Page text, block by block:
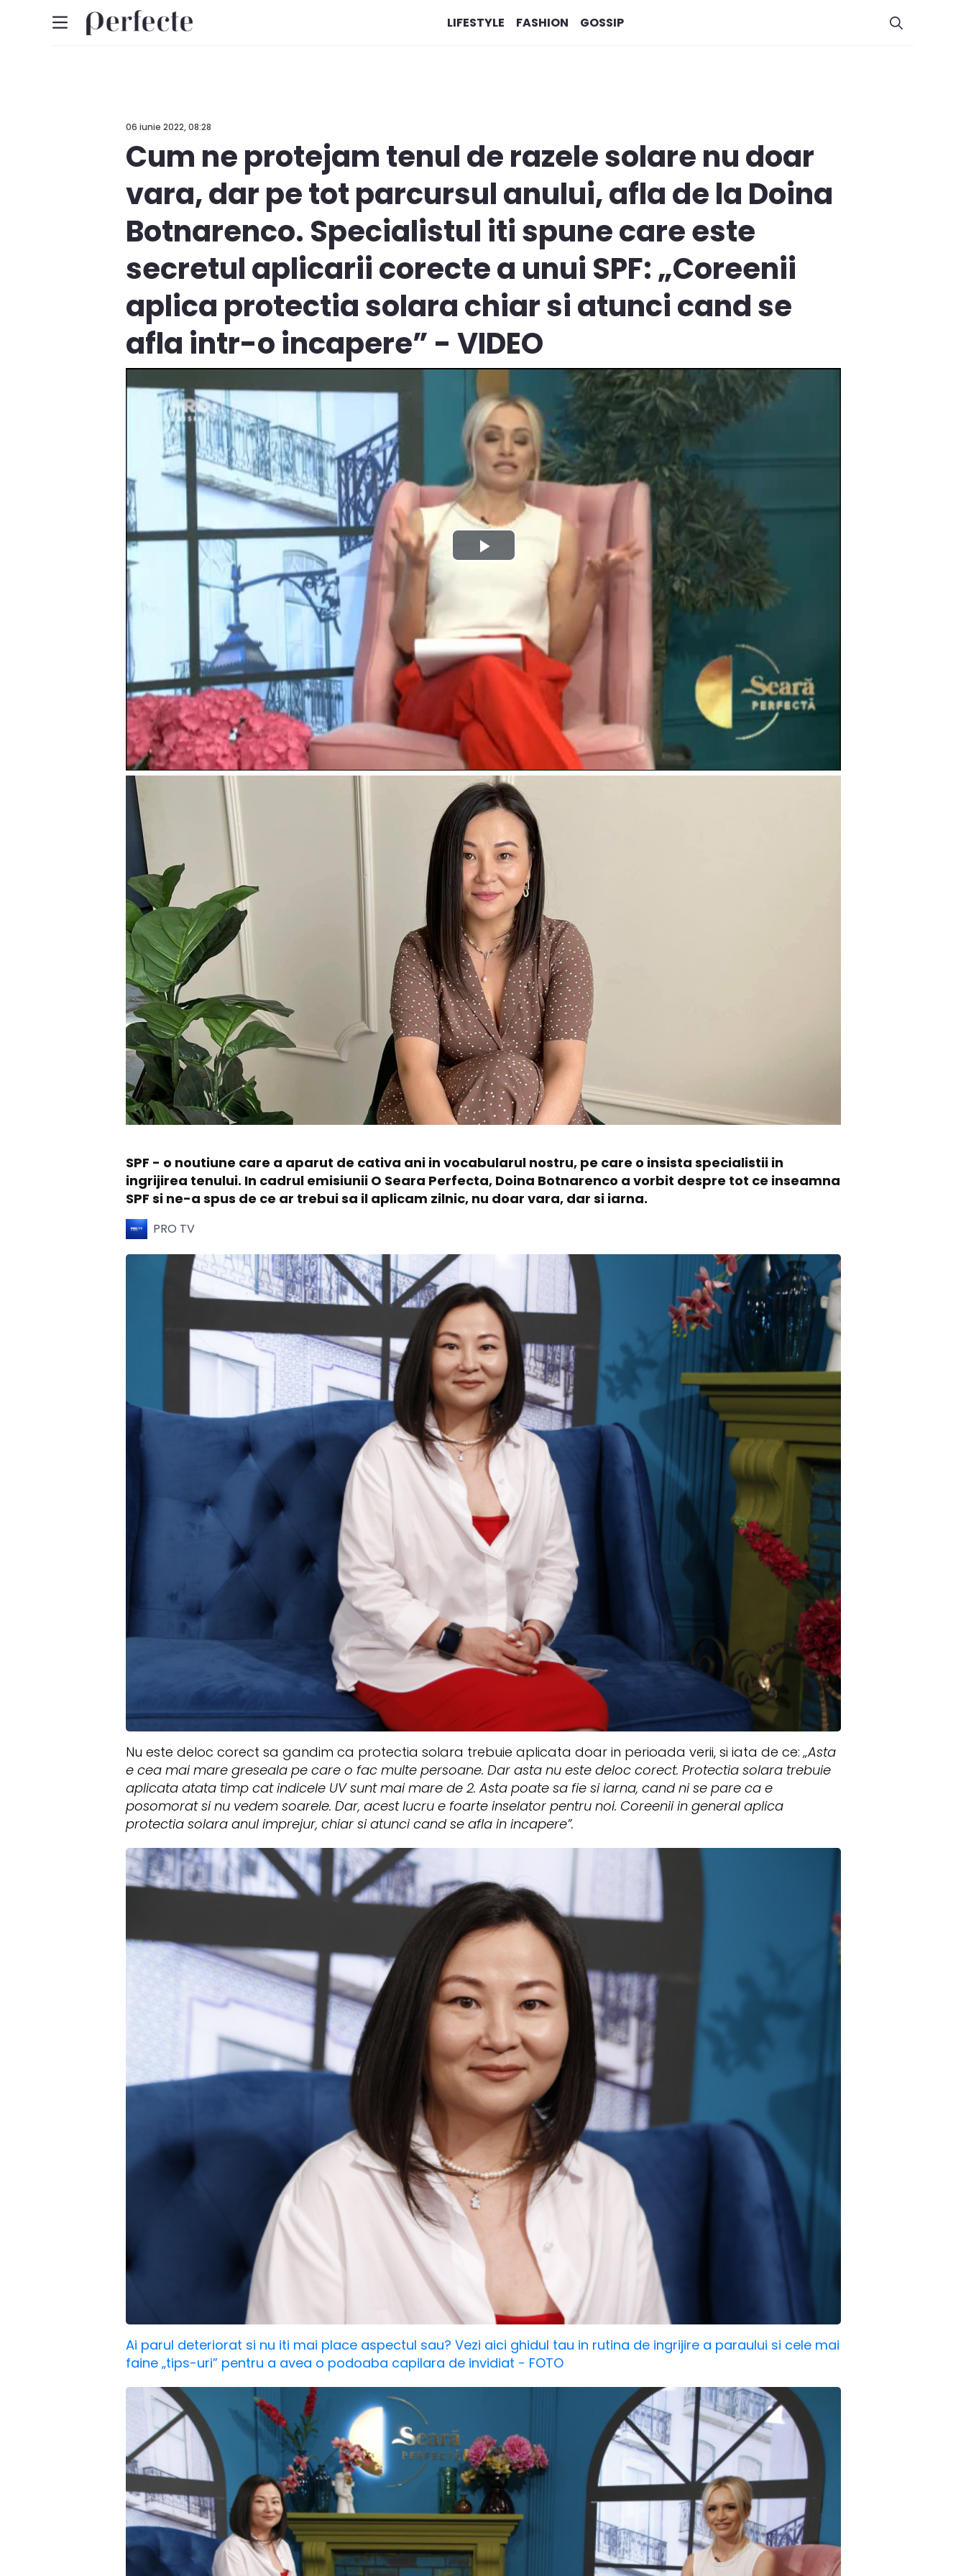
LIFESTYLE FASHION GOSSIP
06 iunie 2022, 08:28
Cum ne protejam tenul de razele solare nu doar
vara, dar pe tot parcursul anului, afla de la Doina
Botnarenco. Specialistul iti spune care este
secretul aplicarii corecte a unui SPF: „Coreenii
aplica protectia solara chiar si atunci cand se
afla intr-o incapere” - VIDEO
SPF - o noutiune care a aparut de cativa ani in vocabularul nostru, pe care o insista specialistii in
ingrijirea tenului. In cadrul emisiunii O Seara Perfecta, Doina Botnarenco a vorbit despre tot ce inseamna
SPF si ne-a spus de ce ar trebui sa il aplicam zilnic, nu doar vara, dar si iarna.
PRO TV
Nu este deloc corect sa gandim ca protectia solara trebuie aplicata doar in perioada verii, si iata de ce:„Asta
e cea mai mare greseala pe care o fac multe persoane. Dar asta nu este deloc corect. Protectia solara trebuie
aplicata atata timp cat indicele UV sunt mai mare de 2. Asta poate sa fie si iarna, cand ni se pare ca e
posomorat si nu vedem soarele. Dar, acest lucru e foarte inselator pentru noi. Coreenii in general aplica
protectia solara anul imprejur, chiar si atunci cand se afla in incapere”.
Ai parul deteriorat si nu iti mai place aspectul sau? Vezi aici ghidul tau in rutina de ingrijire a paraului si cele mai
faine „tips-uri” pentru a avea o podoaba capilara de invidiat - FOTO